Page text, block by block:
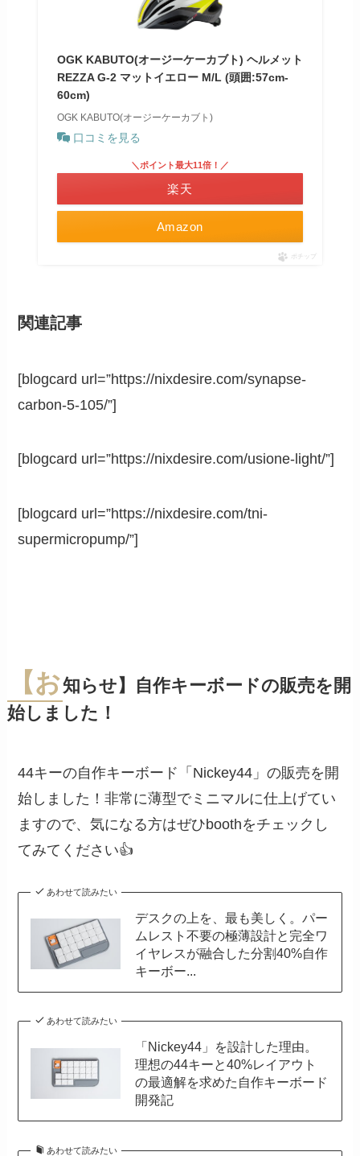
OGK KABUTO(オージーケーカブト) ヘルメット
REZZA G-2 マットイエロー M/L (頭囲:57cm-
60cm)
OGK KABUTO(オージーケーカブト)
口コミを見る
Amazon
＼ポイント最大11倍！／
楽天
ポチップ
関連記事
[blogcard url=”https://nixdesire.com/synapse-
carbon-5-105/”]
[blogcard url=”https://nixdesire.com/usione-light/”]
[blogcard url=”https://nixdesire.com/tni-
supermicropump/”]
【お知らせ】自作キーボードの販売を開
始しました！
44キーの自作キーボード「Nickey44」の販売を開
始しました！非常に薄型でミニマルに仕上げてい
ますので、気になる方はぜひboothをチェックし
てみてください👍️
あわせて読みたい
デスクの上を、最も美しく。パー
ムレスト不要の極薄設計と完全ワ
イヤレスが融合した分割40%自作
キーボー...
あわせて読みたい
「Nickey44」を設計した理由。
理想の44キーと40%レイアウト
の最適解を求めた自作キーボード
開発記
あわせて読みたい